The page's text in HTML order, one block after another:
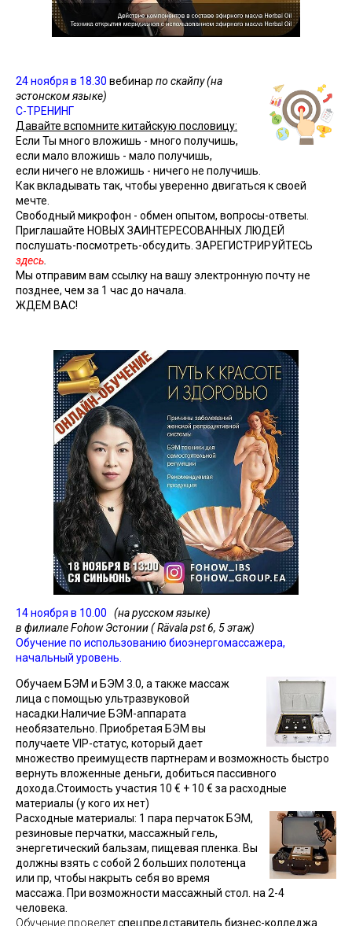
24 ноября в 18.30 вебинар по скайпу (на
эстонском языке)
С-ТРЕНИНГ
Давайте вспомните китайскую пословицу:
Если Ты много вложишь - много получишь,
если мало вложишь - мало получишь,
если ничего не вложишь - ничего не получишь.
Как вкладывать так, чтобы уверенно двигаться к своей
мечте.
Свободный микрофон - обмен опытом, вопросы-ответы.
Приглашайте НОВЫХ ЗАИНТЕРЕСОВАННЫХ ЛЮДЕЙ
послушать-посмотреть-обсудить. ЗАРЕГИСТРИРУЙТЕСЬ
здесь
Мы отправим вам ссылку на вашу электронную почту не
позднее, чем за 1 час до начала.
ЖДЕМ ВАС!
14 ноября в 10.00
(на русском языке)
в филиале Fohow Эстонии ( Rävala pst 6, 5 этаж)
Обучение по использованию биоэнергомассажера,
начальный уровень.
Обучаем БЭМ и БЭМ 3.0, а также массаж
лица с помощью ультразвуковой
насадки. Наличие БЭМ-аппарата
необязательно. Приобретая БЭМ вы
получаете VIP-статус, который дает
множество преимуществ партнерам и возможность быстро
вернуть вложенные деньги, добиться пассивного
дохода. Стоимость участия 10 € + 10 € за расходные
материалы (у кого их нет)
Расходные материалы: 1 пара перчаток БЭМ,
резиновые перчатки, массажный гель,
энергетический бальзам, пищевая пленка. Вы
должны взять с собой 2 больших полотенца
или пр, чтобы накрыть себя во время
массажа. При возможности массажный стол. на 2-4
человека.
Обучение проведетспецпредставитель бизнес-колледжа